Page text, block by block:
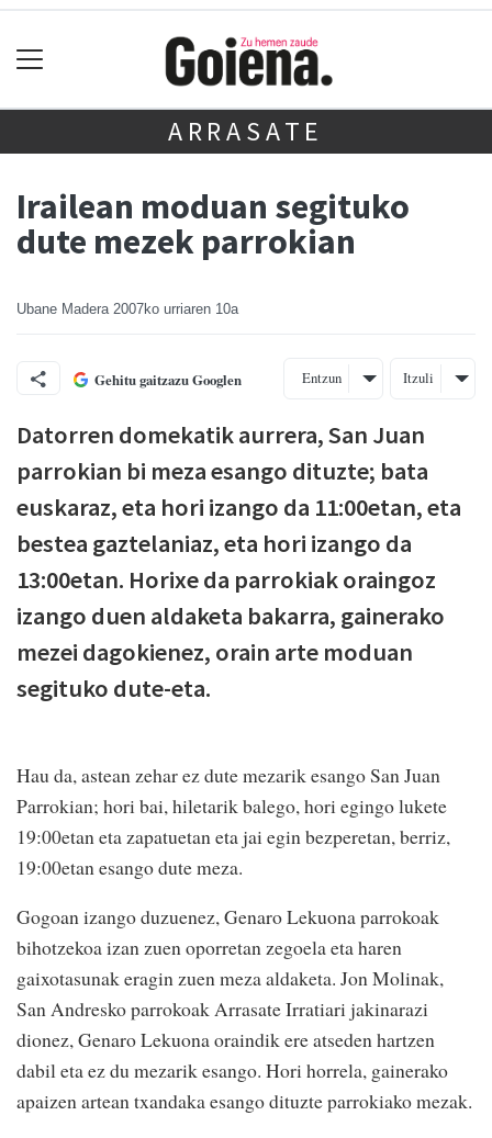
ARRASATE
Irailean moduan segituko
dute mezek parrokian
Ubane Madera 2007ko urriaren 10a
Gehitu gaitzazu Googlen Entzun Itzuli
Datorren domekatik aurrera, San Juan
parrokian bi meza esango dituzte; bata
euskaraz, eta hori izango da 11:00etan, eta
bestea gaztelaniaz, eta hori izango da
13:00etan. Horixe da parrokiak oraingoz
izango duen aldaketa bakarra, gainerako
mezei dagokienez, orain arte moduan
segituko dute-eta.
Hau da, astean zehar ez dute mezarik esango San Juan
Parrokian; hori bai, hiletarik balego, hori egingo lukete
19:00etan eta zapatuetan eta jai egin bezperetan, berriz,
19:00etan esango dute meza.
Gogoan izango duzuenez, Genaro Lekuona parrokoak
bihotzekoa izan zuen oporretan zegoela eta haren
gaixotasunak eragin zuen meza aldaketa. Jon Molinak,
San Andresko parrokoak Arrasate Irratiari jakinarazi
dionez, Genaro Lekuona oraindik ere atseden hartzen
dabil eta ez du mezarik esango. Hori horrela, gainerako
apaizen artean txandaka esango dituzte parrokiako mezak.